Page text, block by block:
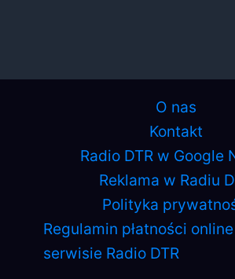
O nas
Kontakt
Radio DTR w Google
Reklama w Radiu
Polityka
Regulamin płatności
serwisie Radio DTR